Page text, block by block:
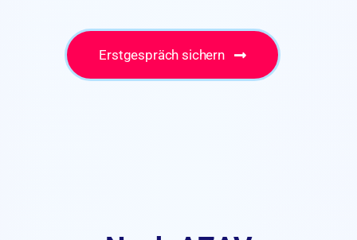
Erstgespräch sichern